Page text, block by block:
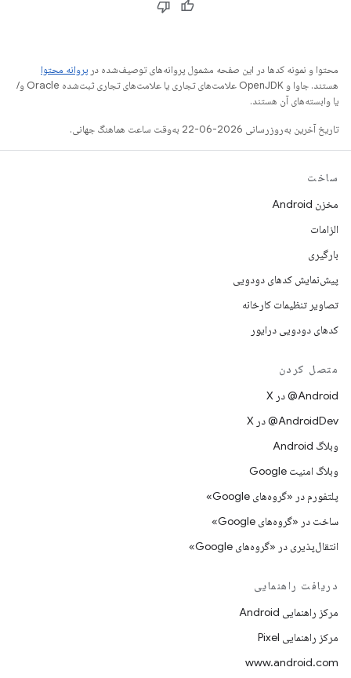
محتوا و نمونه کدها در این صفحه مشمول پروانه‌های توصیف‌شده در پروانه محتوا
هستند. جاوا و OpenJDK علامت‌های تجاری یا علامت‌های تجاری ثبت‌شده Oracle و/
یا وابسته‌های آن هستند.
تاریخ آخرین به‌روزرسانی 2026-06-22 به‌وقت ساعت هماهنگ جهانی.
ساخت
مخزن Android
الزامات
بارگیری
پیش‌نمایش کدهای دودویی
تصاویر تنظیمات کارخانه
کدهای دودویی درایور
متصل کردن
‫‎@Android در X
‫‎@AndroidDev در X
وبلاگ Android
وبلاگ امنیت Google
پلتفورم در «گروه‌های Google»
ساخت در «گروه‌های Google»
انتقال‌پذیری در «گروه‌های Google»
دریافت راهنمایی
مرکز راهنمایی Android
مرکز راهنمایی Pixel
www.android.com